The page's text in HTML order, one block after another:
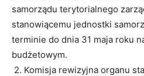
samorządu terytorialnego
stanowiącemu jednostki
terminie do dnia 31 maja roku
budżetowym.
2. Komisja rewizyjna organu